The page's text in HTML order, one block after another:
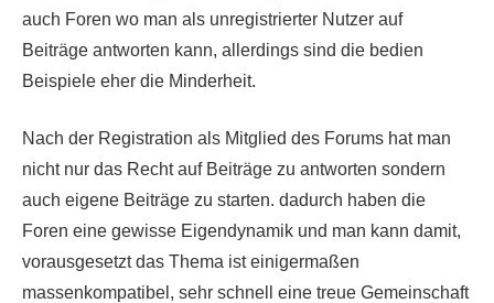
auch Foren wo man als unregistrierter Nutzer auf
Beiträge antworten kann, allerdings sind die bedien
Beispiele eher die Minderheit.
Nach der Registration als Mitglied des Forums hat man
nicht nur das Recht auf Beiträge zu antworten sondern
auch eigene Beiträge zu starten. dadurch haben die
Foren eine gewisse Eigendynamik und man kann damit,
vorausgesetzt das Thema ist einigermaßen
massenkompatibel, sehr schnell eine treue Gemeinschaft